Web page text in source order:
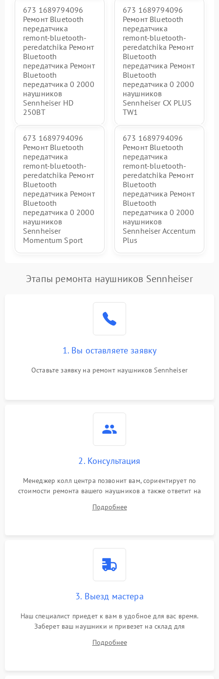
673 1689794096
Ремонт Bluetooth
передатчика
remont-bluetooth-
peredatchika Ремонт
Bluetooth
передатчика Ремонт
Bluetooth
передатчика 0 2000
наушников
Sennheiser HD
250BT
673 1689794096
Ремонт Bluetooth
передатчика
remont-bluetooth-
peredatchika Ремонт
Bluetooth
передатчика Ремонт
Bluetooth
передатчика 0 2000
наушников
Sennheiser CX PLUS
TW1
673 1689794096
Ремонт Bluetooth
передатчика
remont-bluetooth-
peredatchika Ремонт
Bluetooth
передатчика Ремонт
Bluetooth
передатчика 0 2000
наушников
Sennheiser
Momentum Sport
673 1689794096
Ремонт Bluetooth
передатчика
remont-bluetooth-
peredatchika Ремонт
Bluetooth
передатчика Ремонт
Bluetooth
передатчика 0 2000
наушников
Sennheiser Accentum
Plus
Этапы ремонта наушников Sennheiser
1. Вы оставляете заявку
Оставьте заявку на ремонт наушников Sennheiser
2. Консультация
Менеджер колл центра позвонит вам, сориентирует по
стоимости ремонта вашего наушников а также ответит на
Подробнее
3. Выезд мастера
Наш специалист приедет к вам в удобное для вас время.
Заберет ваш наушники и привезет на склад для
Подробнее